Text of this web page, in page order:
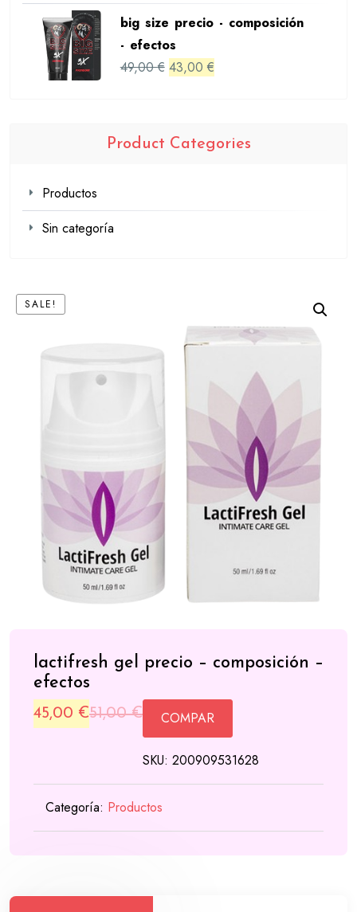
SALE!
lactifresh gel precio – composición –
efectos
51,00€Original
price
was:
45,00 €
Current
price
is:
COMPAR
SKU: 200909531628
Categoría: Productos
was:
40,00 €.
is:
big size precio - composición
- efectos
49,00€ Original
49,00 €.
43,00 €Current
43,00 €.
Product Categories
Productos
Sin categoría